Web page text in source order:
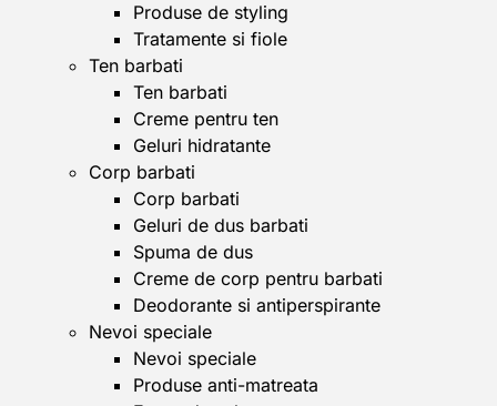
Produse de styling
Tratamente si fiole
Ten barbati
Ten barbati
Creme pentru ten
Geluri hidratante
Corp barbati
Corp barbati
Geluri de dus barbati
Spuma de dus
Creme de corp pentru barbati
Deodorante si antiperspirante
Nevoi speciale
Nevoi speciale
Produse anti-matreata